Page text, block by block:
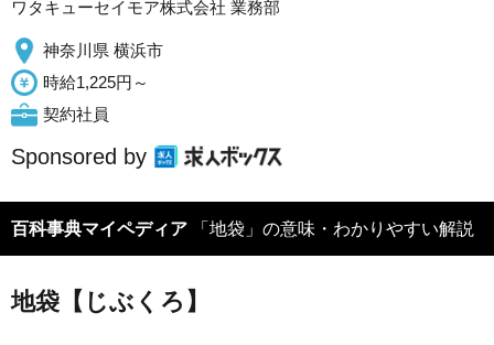
ワタキューセイモア株式会社 業務部
神奈川県 横浜市
時給1,225円～
契約社員
Sponsored by
百科事典マイペディア 「地袋」の意味・わかりやすい解説
地袋【じぶくろ】